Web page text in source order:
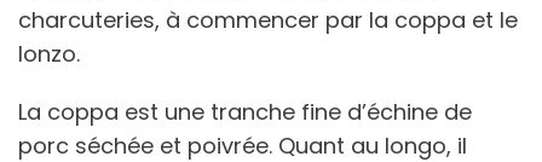
charcuteries, à commencer par la coppa et le
lonzo.
La coppa est une tranche fine d’échine de
porc séchée et poivrée. Quant au longo, il